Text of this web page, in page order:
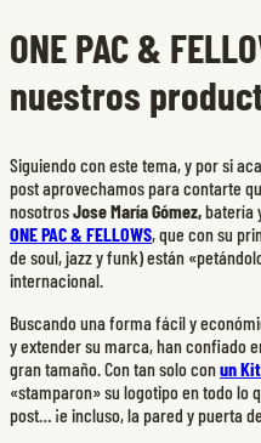
ONE PAC &
nuestros
Siguiendo con este tema, y por si
post aprovechamos para contarte
nosotrosJose María Gómez,batería
ONE PAC & FELLOWS, que con su
de soul, jazz y funk) están
internacional.
Buscando una forma fácil y
y extender su marca, han confiado
gran tamaño. Con tan solo conun
«stamparon» su logotipo en todo lo
post… ¡e incluso, la pared y puerta